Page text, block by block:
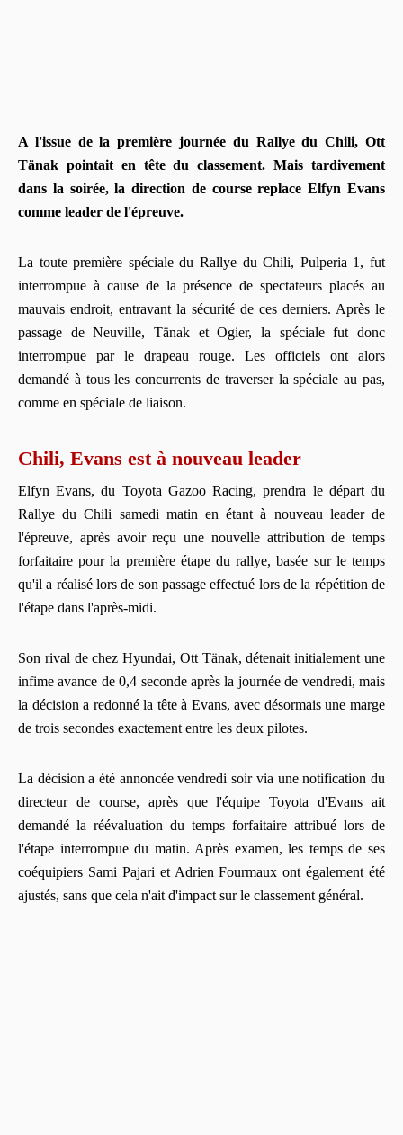
A l'issue de la première journée du Rallye du Chili, Ott
Tänak pointait en tête du classement. Mais tardivement
dans la soirée, la direction de course replace Elfyn Evans
comme leader de l'épreuve.
La toute première spéciale du Rallye du Chili, Pulperia 1, fut
interrompue à cause de la présence de spectateurs placés au
mauvais endroit, entravant la sécurité de ces derniers. Après le
passage de Neuville, Tänak et Ogier, la spéciale fut donc
interrompue par le drapeau rouge. Les officiels ont alors
demandé à tous les concurrents de traverser la spéciale au pas,
comme en spéciale de liaison.
Chili, Evans est à nouveau leader
Elfyn Evans, du Toyota Gazoo Racing, prendra le départ du
Rallye du Chili samedi matin en étant à nouveau leader de
l'épreuve, après avoir reçu une nouvelle attribution de temps
forfaitaire pour la première étape du rallye, basée sur le temps
qu'il a réalisé lors de son passage effectué lors de la répétition de
l'étape dans l'après-midi.
Son rival de chez Hyundai, Ott Tänak, détenait initialement une
infime avance de 0,4 seconde après la journée de vendredi, mais
la décision a redonné la tête à Evans, avec désormais une marge
de trois secondes exactement entre les deux pilotes.
La décision a été annoncée vendredi soir via une notification du
directeur de course, après que l'équipe Toyota d'Evans ait
demandé la réévaluation du temps forfaitaire attribué lors de
l'étape interrompue du matin. Après examen, les temps de ses
coéquipiers Sami Pajari et Adrien Fourmaux ont également été
ajustés, sans que cela n'ait d'impact sur le classement général.